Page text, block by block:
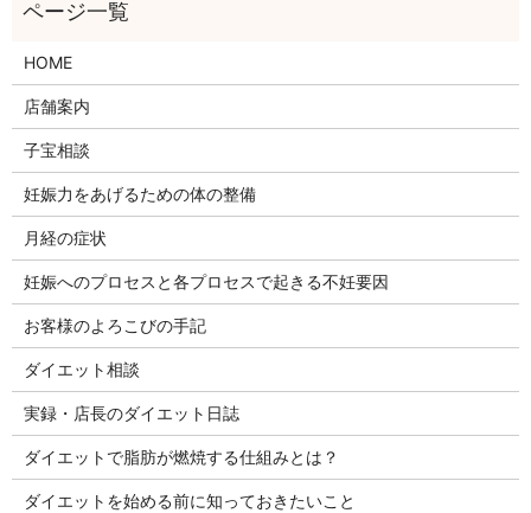
HOME
店舗案内
子宝相談
妊娠力をあげるための体の整備
月経の症状
妊娠へのプロセスと各プロセスで起きる不妊要因
お客様のよろこびの手記
ダイエット相談
実録・店長のダイエット日誌
ダイエットで脂肪が燃焼する仕組みとは？
ダイエットを始める前に知っておきたいこと